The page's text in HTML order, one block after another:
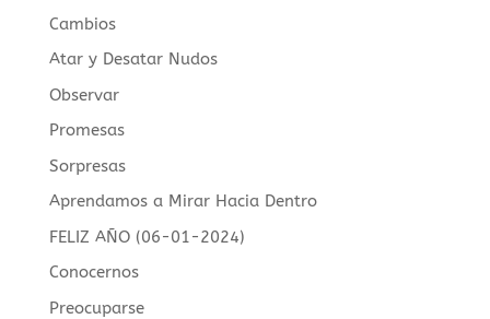
Cambios
Atar y Desatar Nudos
Observar
Promesas
Sorpresas
Aprendamos a Mirar Hacia Dentro
FELIZ AÑO (06-01-2024)
Conocernos
Preocuparse